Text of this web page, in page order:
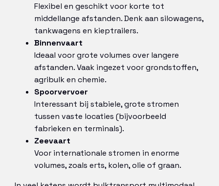
Flexibel en geschikt voor korte tot
middellange afstanden. Denk aan silowagens,
tankwagens en kieptrailers.
Binnenvaart
Ideaal voor grote volumes over langere
afstanden. Vaak ingezet voor grondstoffen,
agribulk en chemie.
Spoorvervoer
Interessant bij stabiele, grote stromen
tussen vaste locaties (bijvoorbeeld
fabrieken en terminals).
Zeevaart
Voor internationale stromen in enorme
volumes, zoals erts, kolen, olie of graan.